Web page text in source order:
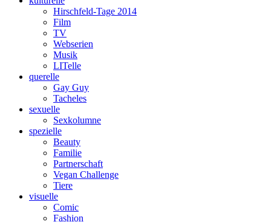
Hirschfeld-Tage 2014
Film
TV
Webserien
Musik
LITelle
querelle
Gay Guy
Tacheles
sexuelle
Sexkolumne
spezielle
Beauty
Familie
Partnerschaft
Vegan Challenge
Tiere
visuelle
Comic
Fashion